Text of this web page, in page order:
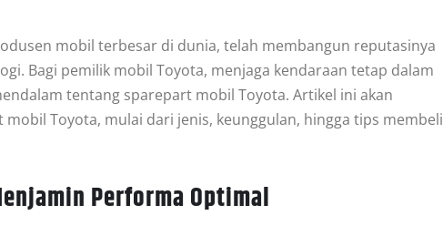
mobil terbesar di dunia, telah membangun reputasinya
Bagi pemilik mobil Toyota, menjaga kendaraan tetap dalam
tentang sparepart mobil Toyota. Artikel ini akan
Toyota, mulai dari jenis, keunggulan, hingga tips membeli
Performa Optimal